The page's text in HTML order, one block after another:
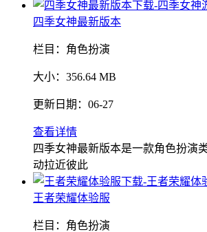
四季女神最新版本
栏目： 角色扮演
大小： 356.64 MB
更新日期： 06-27
查看详情
四季女神最新版本是一款角色扮演
动拉近彼此
王者荣耀体验服
栏目： 角色扮演